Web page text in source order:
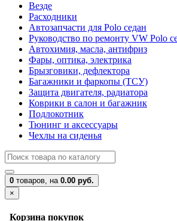
Везде
Расходники
Автозапчасти для Polo седан
Руководство по ремонту VW Polo
Автохимия, масла, антифриз
Фары, оптика, электрика
Брызговики, дефлектора
Багажники и фаркопы (ТСУ)
Защита двигателя, радиатора
Коврики в салон и багажник
Подлокотник
Тюнинг и аксессуары
Чехлы на сиденья
0 товаров, на 0.00 руб.
×
Корзина покупок